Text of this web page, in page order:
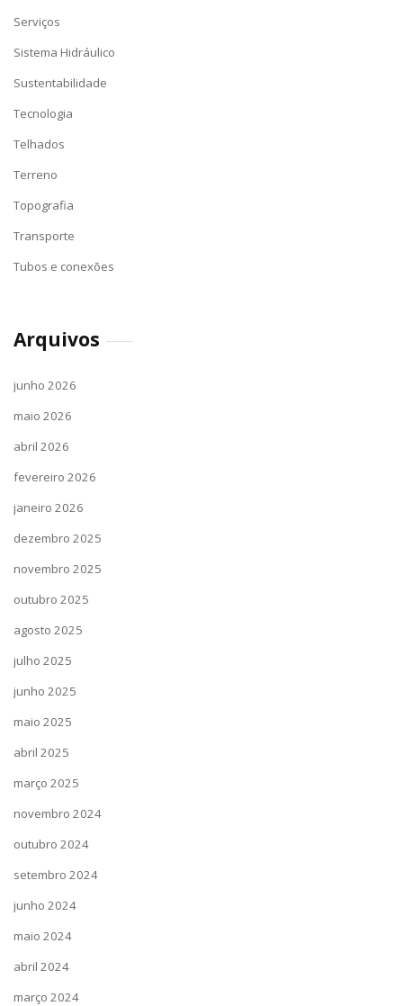
Serviços
Sistema Hidráulico
Sustentabilidade
Tecnologia
Telhados
Terreno
Topografia
Transporte
Tubos e conexões
Arquivos
junho 2026
maio 2026
abril 2026
fevereiro 2026
janeiro 2026
dezembro 2025
novembro 2025
outubro 2025
agosto 2025
julho 2025
junho 2025
maio 2025
abril 2025
março 2025
novembro 2024
outubro 2024
setembro 2024
junho 2024
maio 2024
abril 2024
março 2024